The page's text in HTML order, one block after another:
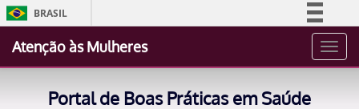
BRASIL
Atenção às Mulheres
Portal de Boas Práticas em Saúde